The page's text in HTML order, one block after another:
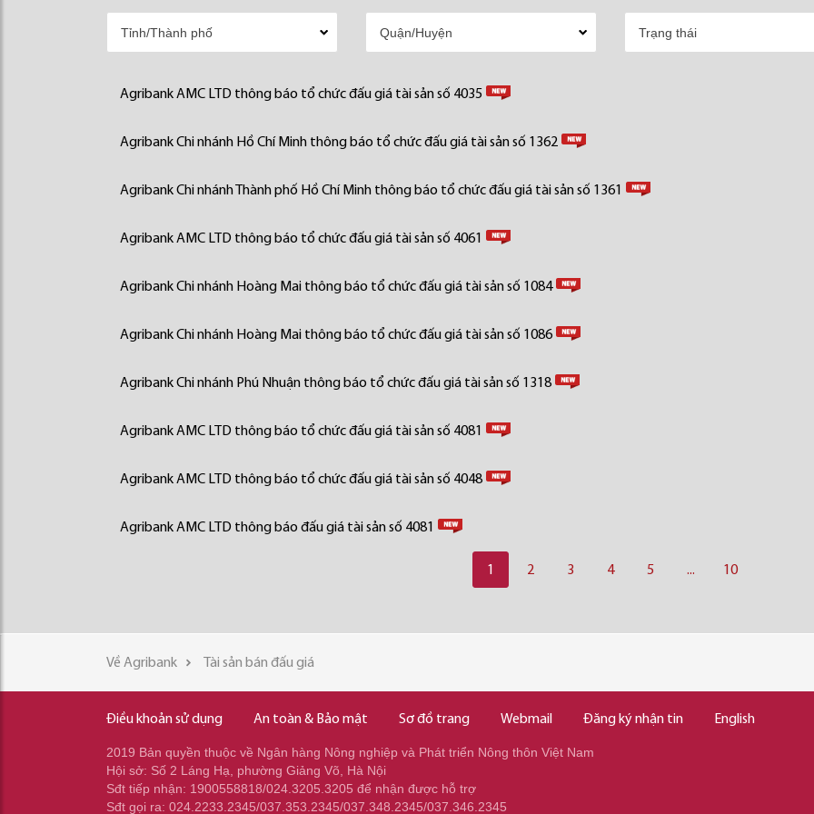
Agribank AMC LTD thông báo tổ chức đấu giá tài sản số 4035
Agribank Chi nhánh Hồ Chí Minh thông báo tổ chức đấu giá tài sản số 1362
Agribank Chi nhánh Thành phố Hồ Chí Minh thông báo tổ chức đấu giá tài sản số 1361
Agribank AMC LTD thông báo tổ chức đấu giá tài sản số 4061
Agribank Chi nhánh Hoàng Mai thông báo tổ chức đấu giá tài sản số 1084
Agribank Chi nhánh Hoàng Mai thông báo tổ chức đấu giá tài sản số 1086
Agribank Chi nhánh Phú Nhuận thông báo tổ chức đấu giá tài sản số 1318
Agribank AMC LTD thông báo tổ chức đấu giá tài sản số 4081
Agribank AMC LTD thông báo tổ chức đấu giá tài sản số 4048
Agribank AMC LTD thông báo đấu giá tài sản số 4081
1 2 3 4 5 ... 10
Về Agribank Tài sản bán đấu giá
Điều khoản sử dụng An toàn & Bảo mật Sơ đồ trang Webmail Đăng ký nhận tin English
2019 Bản quyền thuộc về Ngân hàng Nông nghiệp và Phát triển Nông thôn Việt Nam
Hội sở: Số 2 Láng Hạ, phường Giảng Võ, Hà Nội
Sđt tiếp nhận: 1900558818/024.3205.3205 để nhận được hỗ trợ
Sđt gọi ra: 024.2233.2345/037.353.2345/037.348.2345/037.346.2345